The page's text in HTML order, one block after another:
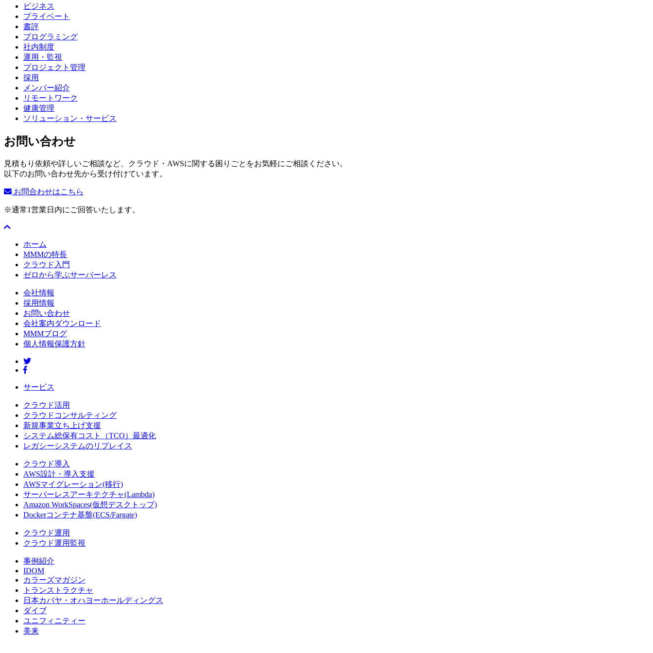
ビジネス
プライベート
書評
プログラミング
社内制度
運用・監視
プロジェクト管理
採用
メンバー紹介
リモートワーク
健康管理
ソリューション・サービス
お問い合わせ
見積もり依頼や詳しいご相談など、クラウド・AWSに関する困りごとをお気軽にご相談ください。
以下のお問い合わせ先から受け付けています。
お問合わせはこちら
※通常1営業日内にご回答いたします。
ホーム
MMMの特長
クラウド入門
ゼロから学ぶサーバーレス
会社情報
採用情報
お問い合わせ
会社案内ダウンロード
MMMブログ
個人情報保護方針
サービス
クラウド活用
クラウドコンサルティング
新規事業立ち上げ支援
システム総保有コスト（TCO）最適化
レガシーシステムのリプレイス
クラウド導入
AWS設計・導入支援
AWSマイグレーション(移行)
サーバーレスアーキテクチャ(Lambda)
Amazon WorkSpaces(仮想デスクトップ)
Dockerコンテナ基盤(ECS/Fargate)
クラウド運用
クラウド運用監視
事例紹介
IDOM
カラーズマガジン
トランストラクチャ
日本カバヤ・オハヨーホールディングス
ダイブ
ユニフィニティー
美来